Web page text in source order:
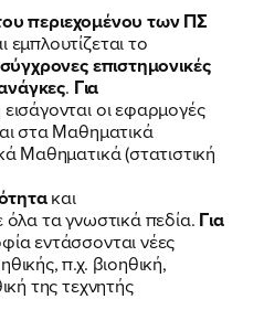
περιεχομένου των ΠΣ
το
σύγχρονες επιστημονικές
. Για
οι εφαρμογές
στα Μαθηματικά
Μαθηματικά (στατιστική
και
όλα τα γνωστικά πεδία. Για
εντάσσονται νέες
π.χ. βιοηθική,
της τεχνητής